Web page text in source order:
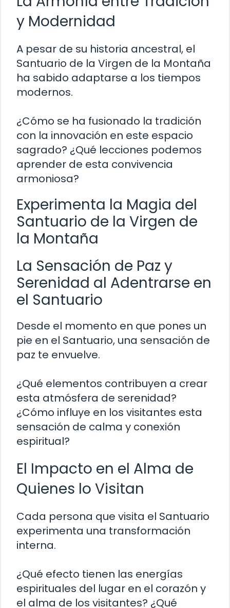
y Modernidad
A pesar de su historia ancestral, el
Santuario de la Virgen de la Montaña
ha sabido adaptarse a los tiempos
modernos.
¿Cómo se ha fusionado la tradición
con la innovación en este espacio
sagrado? ¿Qué lecciones podemos
aprender de esta convivencia
armoniosa?
Experimenta la Magia del
Santuario de la Virgen de
la Montaña
La Sensación de Paz y
Serenidad al Adentrarse en
el Santuario
Desde el momento en que pones un
pie en el Santuario, una sensación de
paz te envuelve.
¿Qué elementos contribuyen a crear
esta atmósfera de serenidad?
¿Cómo influye en los visitantes esta
sensación de calma y conexión
espiritual?
El Impacto en el Alma de
Quienes lo Visitan
Cada persona que visita el Santuario
experimenta una transformación
interna.
¿Qué efecto tienen las energías
espirituales del lugar en el corazón y
el alma de los visitantes? ¿Qué